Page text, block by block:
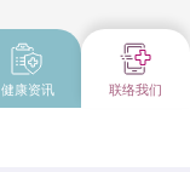
健康资讯 联络我们